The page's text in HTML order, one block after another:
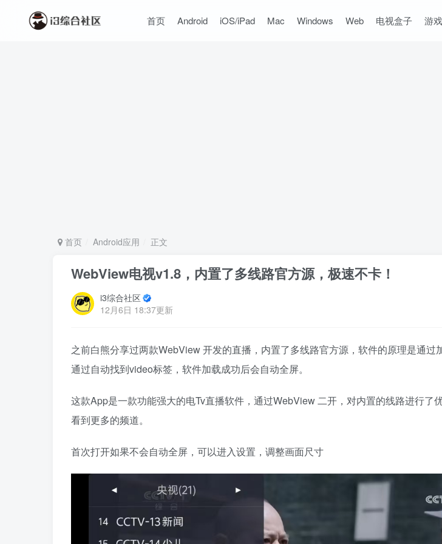
首页 Android iOS/iPad Mac Windows Web 电视盒子 游戏
首页 Android应用 正文
WebView电视v1.8，内置了多线路官方源，极速不卡！
i3综合社区
12月6日 18:37更新
之前白熊分享过两款WebView 开发的直播，内置了多线路官方源，软件的原理是通过
通过自动找到video标签，软件加载成功后会自动全屏。
这款App是一款功能强大的电Tv直播软件，通过WebView 二开，对内置的线路进行了
看到更多的频道。
首次打开如果不会自动全屏，可以进入设置，调整画面尺寸